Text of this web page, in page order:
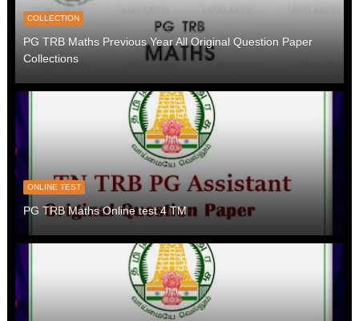
COLLECTION
PG TRB Maths Previous Year All Original Question Paper
Collections
ONLINE TEST
PG TRB Maths Online test 4 TM